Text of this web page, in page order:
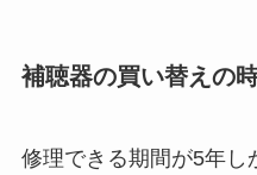
補聴器の買い替えの
修理できる期間が5年し